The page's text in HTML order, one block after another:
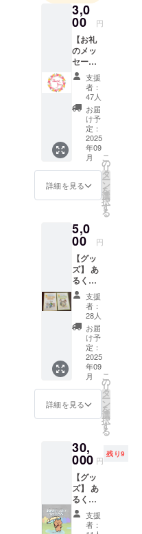
3,0
00 円
【お礼
のメッ
セー
ジ】 感
謝の気
持ちを
込め
て、お
礼の
メッ
セージ
をお送
りしま
す。
支援
者：
47人
お届
け予
定：
2025
年09
月
詳細を見る
こ
の
リ
タ
ー
ン
を
選
択
す
る
5,0
00 円
【グッ
ズ】 あ
るくメ
ンバー
が作成
した防
災おや
こ手帳
第一
弾・第
二弾２
冊セッ
ト 【お
礼の
メッ
セー
謝の気
持ちを
込め
て、お
礼の
メッ
セージ
をお送
支援
者：
28人
お届
け予
定：
2025
年09
月
詳細を見る
こ
の
リ
タ
ー
ン
を
選
択
す
る
30,
000 円
残り9
【グッ
ズ】 あ
るくメ
ンバー
が作成
支援
者：